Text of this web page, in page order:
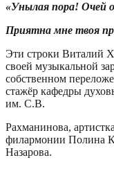
«Унылая пора! Очей
Приятна мне твоя
Эти строки Виталий
своей музыкальной
собственном
стажёр кафедры
им. С.В.
Рахманинова,
филармонии Полина
Назарова.